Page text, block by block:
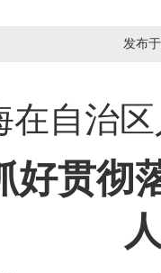
发布
在自治
好贯彻